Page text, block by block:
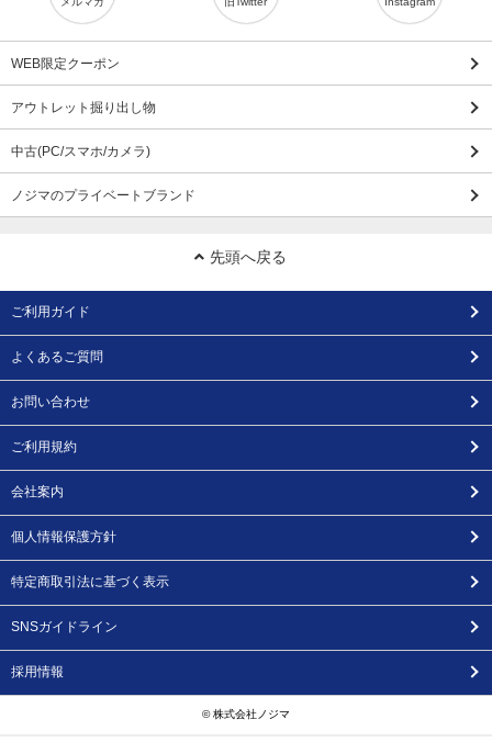
WEB限定クーポン
アウトレット掘り出し物
中古(PC/スマホ/カメラ)
ノジマのプライベートブランド
先頭へ戻る
ご利用ガイド
よくあるご質問
お問い合わせ
ご利用規約
会社案内
個人情報保護方針
特定商取引法に基づく表示
SNSガイドライン
採用情報
© 株式会社ノジマ